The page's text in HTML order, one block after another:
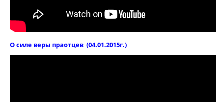
О силе веры праотцев (04.01.2015г.)